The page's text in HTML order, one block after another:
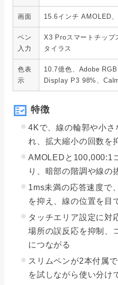
画面 15.6インチ AMOLED
ペン
入力
X3 Proスマートチップ
タイラス
色表
示
10.7億色、Adobe
Display P3 98%、
特徴
4Kで、線の輪郭や小さ
れ、拡大縮小の回数を
AMOLEDと100,000:1
り、暗部の階調や線の
1ms未満の応答速度で
を抑え、線の位置を目
タッチエリア設定に対
場所の誤反応を抑制、
につながる
スリムペンが2本付属
を試しながら使い分け